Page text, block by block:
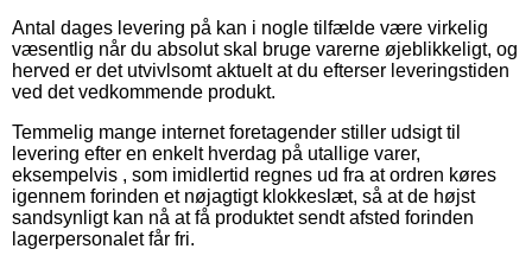
Antal dages levering på kan i nogle tilfælde være virkelig
væsentlig når du absolut skal bruge varerne øjeblikkeligt, og
herved er det utvivlsomt aktuelt at du efterser leveringstiden
ved det vedkommende produkt.
Temmelig mange internet foretagender stiller udsigt til
levering efter en enkelt hverdag på utallige varer,
eksempelvis , som imidlertid regnes ud fra at ordren køres
igennem forinden et nøjagtigt klokkeslæt, så at de højst
sandsynligt kan nå at få produktet sendt afsted forinden
lagerpersonalet får fri.